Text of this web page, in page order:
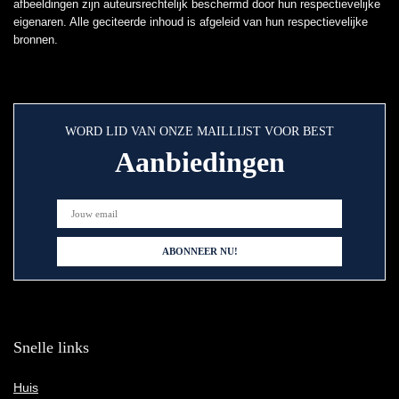
afbeeldingen zijn auteursrechtelijk beschermd door hun respectievelijke
eigenaren. Alle geciteerde inhoud is afgeleid van hun respectievelijke
bronnen.
WORD LID VAN ONZE MAILLIJST VOOR BEST
Aanbiedingen
Snelle links
Huis